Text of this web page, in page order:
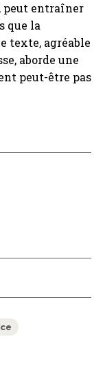
peut entraîner
que la
texte, agréable
aborde une
peut-être pas